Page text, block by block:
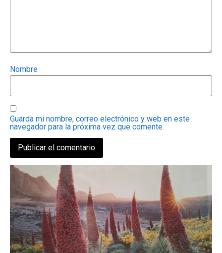
Nombre
Guarda mi nombre, correo electrónico y web en este
navegador para la próxima vez que comente.